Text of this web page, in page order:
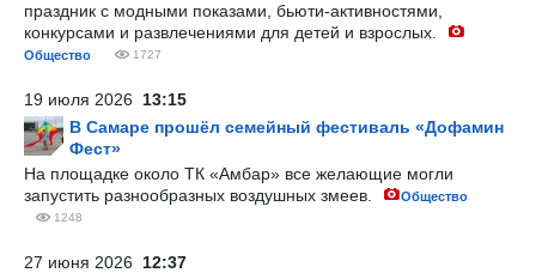
праздник с модными показами, бьюти-активностями,
конкурсами и развлечениями для детей и взрослых.
Общество 1727
19 июля 2026 13:15
В Самаре прошёл семейный фестиваль «Дофамин
Фест»
На площадке около ТК «Амбар» все желающие могли
запустить разнообразных воздушных змеев.
Общество
1248
27 июня 2026 12:37